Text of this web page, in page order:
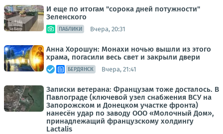
И еще по итогам "сорока дней потужности"
Зеленского
ПАБЛИКИ Вчера, 20:31
Анна Хорошун: Монахи ночью вышли из этого
храма, погасили весь свет и закрыли двери
БЕРДЯНСК Вчера, 21:41
Записки ветерана: Французам тоже досталось. В
Павлограде (ключевой узел снабжения ВСУ на
Запорожском и Донецком участке фронта)
нанесён удар по заводу ООО «Молочный Дом»,
принадлежащий французскому холдингу
Lactalis